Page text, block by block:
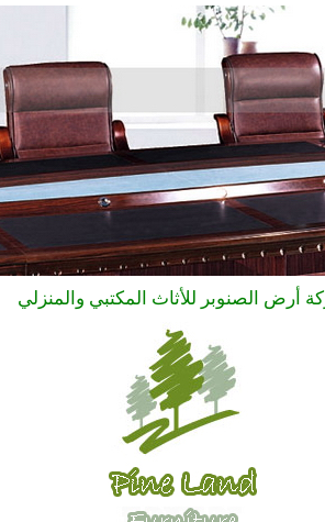
كة أرض الصنوبر للأثاث المكتبي والمنزلي